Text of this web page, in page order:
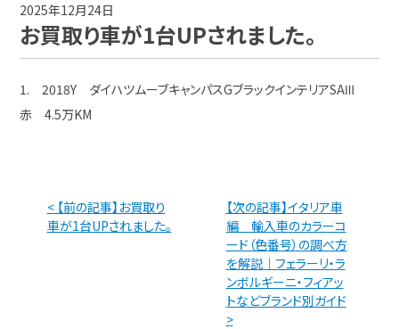
店舗紹介
2025年12月24日
お買取り車が1台UPされました。
1. 2018Y ダイハツムーブキャンパスGブラックインテリアSAⅢ
赤 4.5万KM
< 【前の記事】お買取り
車が1台UPされました。
【次の記事】イタリア車
編 輸入車のカラーコ
ード（色番号）の調べ方
を解説｜フェラーリ・ラ
ンボルギーニ・フィアッ
トなどブランド別ガイド
>